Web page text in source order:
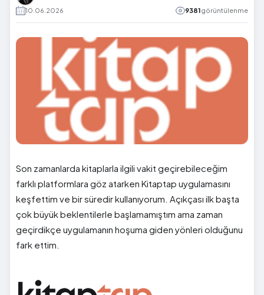
10.06.2026 9381görüntülenme
Son zamanlarda kitaplarla ilgili vakit geçirebileceğim
farklı platformlara göz atarken Kitaptap uygulamasını
keşfettim ve bir süredir kullanıyorum. Açıkçası ilk başta
çok büyük beklentilerle başlamamıştım ama zaman
geçirdikçe uygulamanın hoşuma giden yönleri olduğunu
fark ettim.